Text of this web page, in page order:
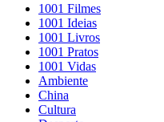
1001 Filmes
1001 Ideias
1001 Livros
1001 Pratos
1001 Vidas
Ambiente
China
Cultura